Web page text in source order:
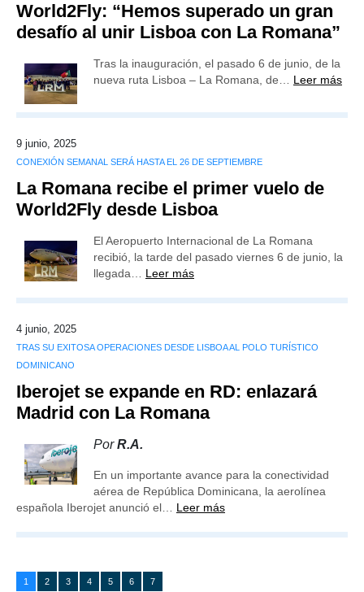
World2Fly: “Hemos superado un gran
desafío al unir Lisboa con La Romana”
Tras la inauguración, el pasado 6 de junio, de la
nueva ruta Lisboa – La Romana, de… Leer más
9 junio, 2025
CONEXIÓN SEMANAL SERÁ HASTA EL 26 DE SEPTIEMBRE
La Romana recibe el primer vuelo de
World2Fly desde Lisboa
El Aeropuerto Internacional de La Romana
recibió, la tarde del pasado viernes 6 de junio, la
llegada… Leer más
4 junio, 2025
TRAS SU EXITOSA OPERACIONES DESDE LISBOA AL POLO TURÍSTICO
DOMINICANO
Iberojet se expande en RD: enlazará
Madrid con La Romana
PorR.A.
En un importante avance para la conectividad
aérea de República Dominicana, la aerolínea
española Iberojet anunció el… Leer más
1 2 3 4 5 6 7